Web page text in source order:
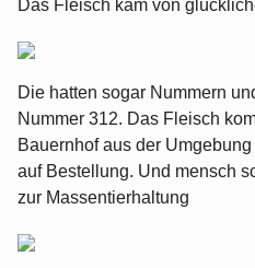
Das Fleisch kam von
Die hatten sogar Nummern
Nummer 312. Das Fleisch
Bauernhof aus der
auf Bestellung. Und mensch
zur Massentierhaltung